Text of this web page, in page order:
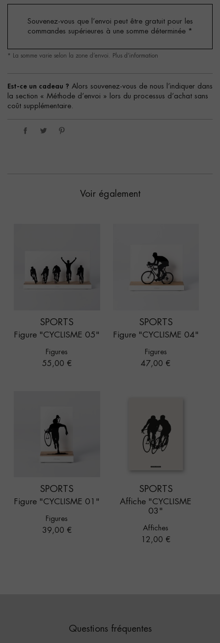
Souvenez-vous que l’envoi peut être gratuit pour les
commandes supérieures à une somme déterminée *
* La somme varie selon la zone d’envoi. Plus d’information
Est-ce un cadeau ? Alors souvenez-vous de nous l’indiquer dans
la section « Méthode d’envoi » lors du processus d’achat sans
coût supplémentaire.
Voir également
SPORTS
Figure "CYCLISME 05"
Figures
Prix
55,00 €
SPORTS
Figure "CYCLISME 04"
Figures
Prix
47,00 €
SPORTS
Figure "CYCLISME 01"
Figures
Prix
39,00 €
SPORTS
Affiche "CYCLISME
03"
Affiches
Prix
12,00 €
Questions fréquentes